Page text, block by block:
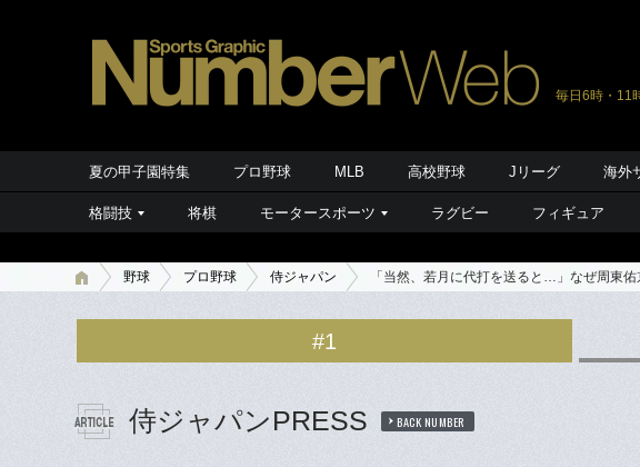
毎日6時・11
夏の甲子園特集 プロ野球 MLB 高校野球 Jリーグ 海外
格闘技 将棋 モータースポーツ ラグビー フィギュア
野球 プロ野球 侍ジャパン 「当然、若月に代打を送ると…」なぜ周東
#1
侍ジャパンPRESS BACK NUMBER